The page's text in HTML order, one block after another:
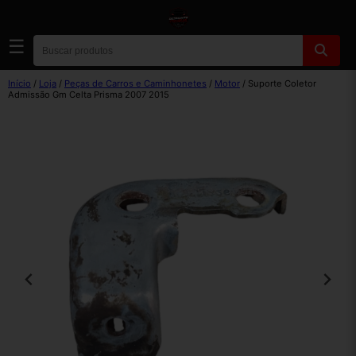
☰
Início / Loja / Peças de Carros e Caminhonetes / Motor / Suporte Coletor
Admissão Gm Celta Prisma 2007 2015